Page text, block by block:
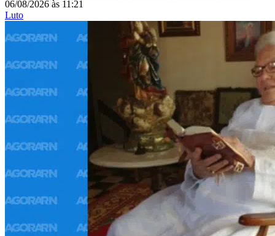
06/08/2026 às 11:21
Luto